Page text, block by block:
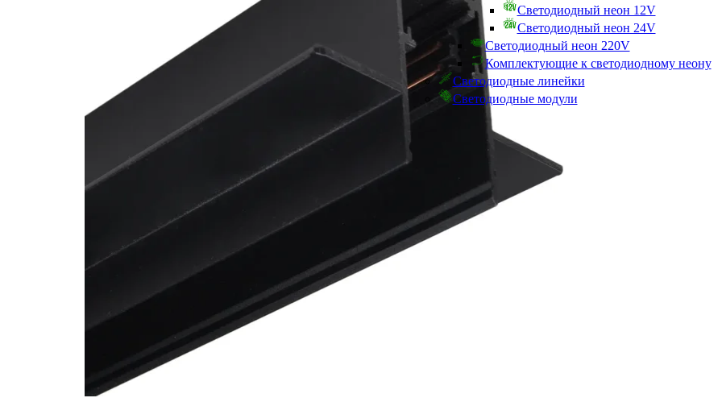
Светодиодный неон 12V
Светодиодный неон 24V
Светодиодный неон 220V
Комплектующие к светодиодному неону
Светодиодные линейки
Светодиодные модули